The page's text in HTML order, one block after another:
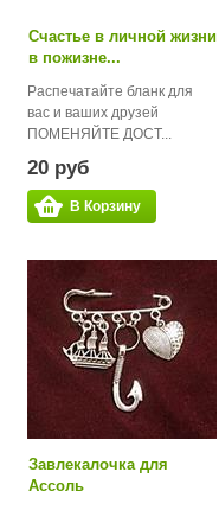
Счастье в личной жизни
в пожизне...
Распечатайте бланк для
вас и ваших друзей
ПОМЕНЯЙТЕ ДОСТ...
20 руб
В Корзину
Завлекалочка для
Ассоль